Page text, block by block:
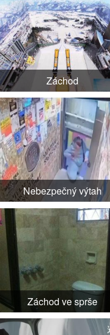
Záchod
Nebezpečný výtah
Záchod ve sprše